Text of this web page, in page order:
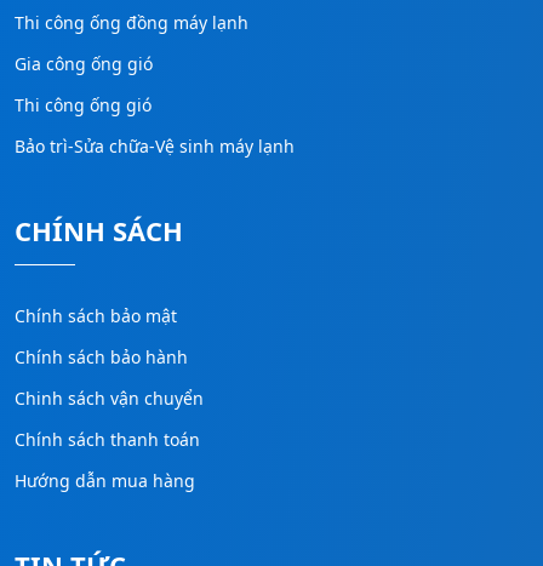
Thi công ống đồng máy lạnh
Gia công ống gió
Thi công ống gió
Bảo trì-Sửa chữa-Vệ sinh máy lạnh
CHÍNH SÁCH
Chính sách bảo mật
Chính sách bảo hành
Chinh sách vận chuyển
Chính sách thanh toán
Hướng dẫn mua hàng